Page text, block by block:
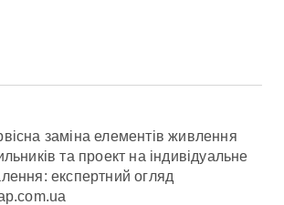
заміна елементів живлення
та проект на індивідуальне
експертний огляд